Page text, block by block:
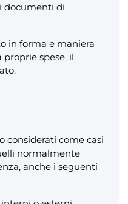
documenti di
in forma e maniera
proprie spese, il
considerati come casi
normalmente
anche i seguenti